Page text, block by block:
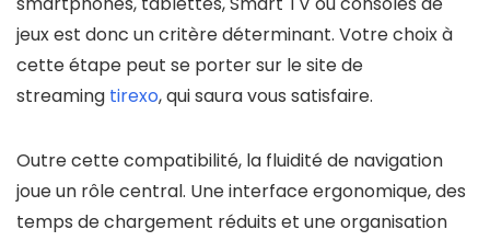
jeux est donc un critère déterminant. Votre choix à
cette étape peut se porter sur le site de
streaming tirexo, qui saura vous satisfaire.
Outre cette compatibilité, la fluidité de navigation
joue un rôle central. Une interface ergonomique, des
temps de chargement réduits et une organisation